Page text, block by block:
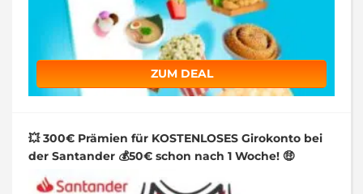
ZUM DEAL
💥 300€ Prämien für KOSTENLOSES Girokonto bei
der Santander 💰50€ schon nach 1 Woche! 🤑